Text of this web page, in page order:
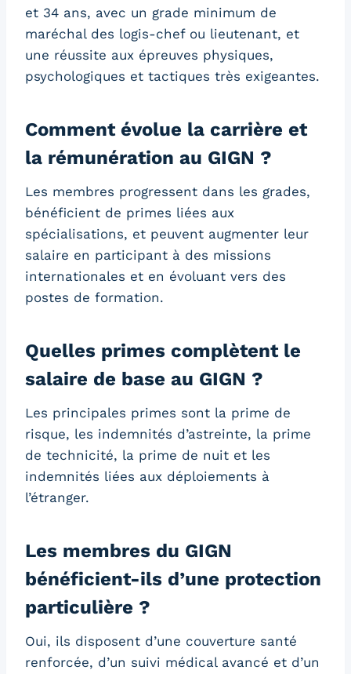
et 34 ans, avec un grade minimum de
maréchal des logis-chef ou lieutenant, et
une réussite aux épreuves physiques,
psychologiques et tactiques très exigeantes.
Comment évolue la carrière et
la rémunération au GIGN ?
Les membres progressent dans les grades,
bénéficient de primes liées aux
spécialisations, et peuvent augmenter leur
salaire en participant à des missions
internationales et en évoluant vers des
postes de formation.
Quelles primes complètent le
salaire de base au GIGN ?
Les principales primes sont la prime de
risque, les indemnités d’astreinte, la prime
de technicité, la prime de nuit et les
indemnités liées aux déploiements à
l’étranger.
Les membres du GIGN
bénéficient-ils d’une protection
particulière ?
Oui, ils disposent d’une couverture santé
renforcée, d’un suivi médical avancé et d’un